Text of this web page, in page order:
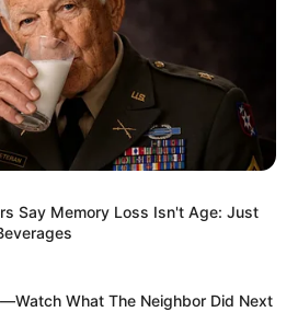
Say Memory Loss Isn't Age: Just
What The Neighbor Did Next